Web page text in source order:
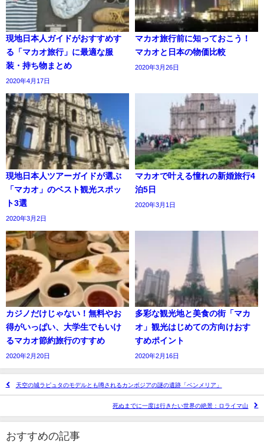
現地日本人ガイドがおすすめす
る「マカオ旅行」に最適な服
装・持ち物まとめ
2020年4月17日
マカオ旅行前に知っておこう！
マカオと日本の物価比較
2020年3月26日
現地日本人ツアーガイドが選ぶ
「マカオ」のベスト観光スポッ
ト3選
2020年3月2日
マカオで叶える憧れの新婚旅行4
泊5日
2020年3月1日
カジノだけじゃない！無料やお
得がいっぱい、大学生でもいけ
るマカオ節約旅行のすすめ
2020年2月20日
多彩な観光地と美食の街「マカ
オ」観光はじめての方向けおす
すめポイント
2020年2月16日
天空の城ラピュタのモデルとも噂されるカンボジアの謎の遺跡「ベンメリア」
死ぬまでに一度は行きたい世界の絶景：ロライマ山
おすすめの記事